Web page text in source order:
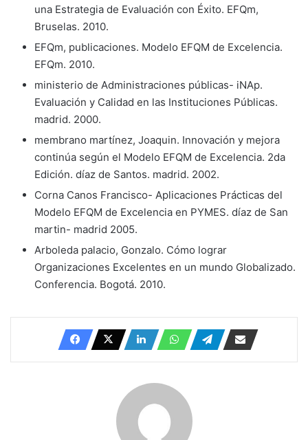
una Estrategia de Evaluación con Éxito. EFQm,
Bruselas. 2010.
EFQm, publicaciones. Modelo EFQM de Excelencia.
EFQm. 2010.
ministerio de Administraciones públicas- iNAp.
Evaluación y Calidad en las Instituciones Públicas.
madrid. 2000.
membrano martínez, Joaquin. Innovación y mejora
continúa según el Modelo EFQM de Excelencia. 2da
Edición. díaz de Santos. madrid. 2002.
Corna Canos Francisco- Aplicaciones Prácticas del
Modelo EFQM de Excelencia en PYMES. díaz de San
martin- madrid 2005.
Arboleda palacio, Gonzalo. Cómo lograr
Organizaciones Excelentes en un mundo Globalizado.
Conferencia. Bogotá. 2010.